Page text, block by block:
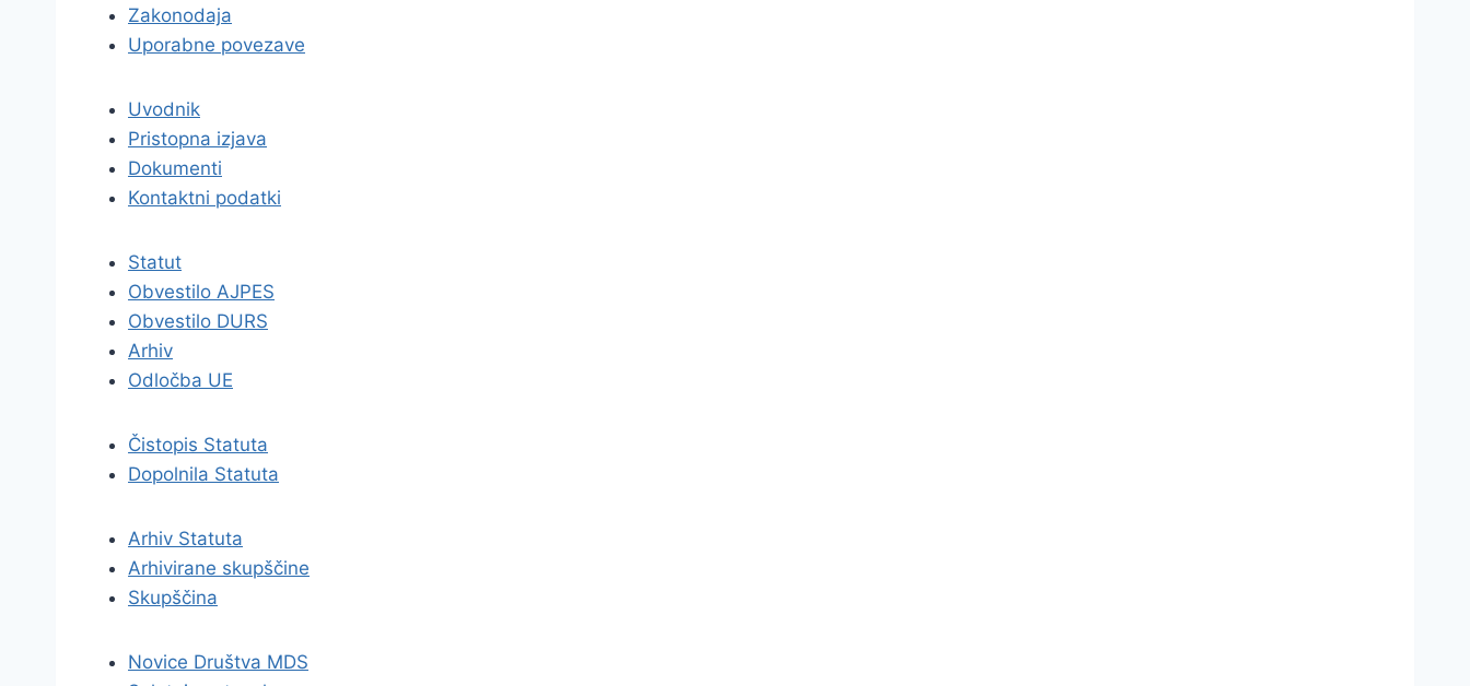
Zakonodaja
Uporabne povezave
Uvodnik
Pristopna izjava
Dokumenti
Kontaktni podatki
Statut
Obvestilo AJPES
Obvestilo DURS
Arhiv
Odločba UE
Čistopis Statuta
Dopolnila Statuta
Arhiv Statuta
Arhivirane skupščine
Skupščina
Novice Društva MDS